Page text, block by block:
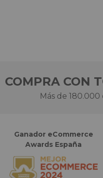
COMPRA CON
Más de
Ganador eCommerce
Awards España